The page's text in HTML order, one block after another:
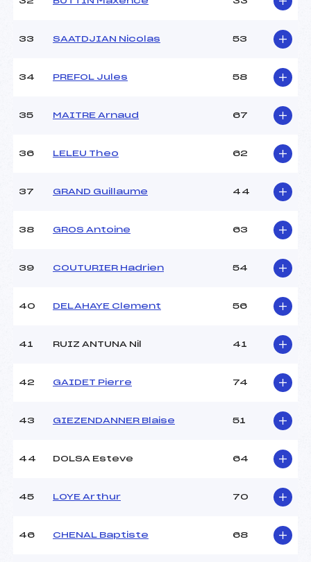
33 SAATDJIAN Nicolas 53
34 PREFOL Jules 58
35 MAITRE Arnaud 67
36 LELEU Theo 62
37 GRAND Guillaume 44
38 GROS Antoine 63
39 COUTURIER Hadrien 54
40 DELAHAYE Clement 56
41 RUIZ ANTUNA Nil 41
42 GAIDET Pierre 74
43 GIEZENDANNER Blaise 51
44 DOLSA Esteve 64
45 LOYE Arthur 70
46 CHENAL Baptiste 68